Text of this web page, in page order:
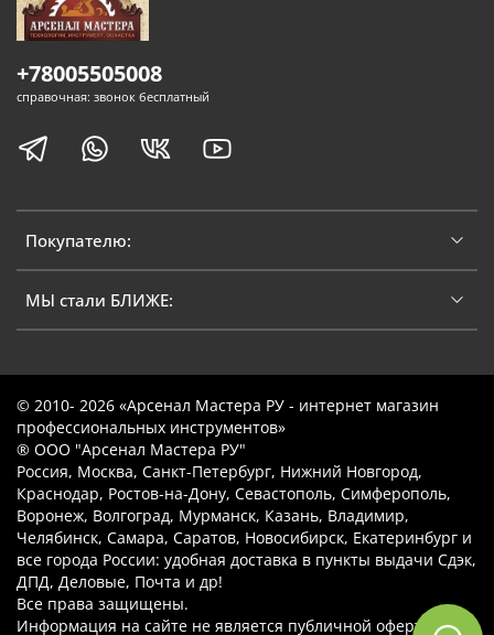
Покупателю:
МЫ стали БЛИЖЕ:
+78005505008
справочная: звонок бесплатный
© 2010- 2026 «Арсенал Мастера РУ - интернет магазин
профессиональных инструментов»
® ООО "Арсенал Мастера РУ"
Россия, Москва, Санкт-Петербург, Нижний Новгород,
Краснодар, Ростов-на-Дону, Севастополь, Симферополь,
Воронеж, Волгоград, Мурманск, Казань, Владимир,
Челябинск, Самара, Саратов, Новосибирск, Екатеринбург и
все города России: удобная доставка в пункты выдачи Сдэк,
ДПД, Деловые, Почта и др!
Все права защищены.
Информация на сайте не является публичной офертой.